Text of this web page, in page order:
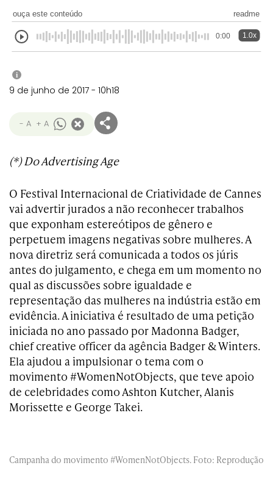
Creative
Commerce
Creative Data
Creative
Effectiveness
Creative
Strategy
Entertainment
for Music
Entertainment
Film
Film Craft
Media
Outdoor
Creative Brand
Creative
Business
Creative
Commerce
Creative Data
Entertainment
Entertainment
for Gaming
Entertainment
Entertainment
for Sport
Innovation
Luxury
Titanium
ouça este conteúdo readme
0:00 1.0x
i
9 de junho de 2017 - 10h18
- A + A
(*) Do Advertising Age
O Festival Internacional de Criatividade de Cannes
vai advertir jurados a não reconhecer trabalhos
que exponham estereótipos de gênero e
perpetuem imagens negativas sobre mulheres. A
nova diretriz será comunicada a todos os júris
antes do julgamento, e chega em um momento no
qual as discussões sobre igualdade e
representação das mulheres na indústria estão em
evidência. A iniciativa é resultado de uma petição
iniciada no ano passado por Madonna Badger,
chief creative officer da agência Badger & Winters.
Ela ajudou a impulsionar o tema com o
movimento #WomenNotObjects, que teve apoio
de celebridades como Ashton Kutcher, Alanis
Morissette e George Takei.
Campanha do movimento #WomenNotObjects. Foto: Reprodução